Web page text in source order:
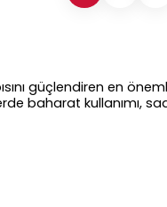
güçlendiren en
baharat kullanımı,